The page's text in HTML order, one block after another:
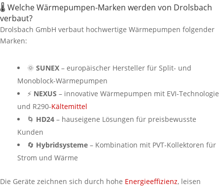
🌡️ Welche Wärmepumpen-Marken werden von Drolsbach
verbaut?
Drolsbach GmbH verbaut hochwertige Wärmepumpen folgender
Marken:
🌞 SUNEX – europäischer Hersteller für Split- und
Monoblock-Wärmepumpen
⚡ NEXUS – innovative Wärmepumpen mit EVI-Technologie
und R290-Kältemittel
🌀 HD24 – hauseigene Lösungen für preisbewusste
Kunden
🔄 Hybridsysteme – Kombination mit PVT-Kollektoren für
Strom und Wärme
Die Geräte zeichnen sich durch hohe Energieeffizienz, leisen